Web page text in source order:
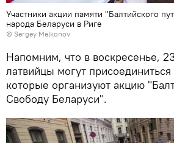
Участники акции памяти "Балтийского
народа Беларуси в Риге
© Sergey Melkonov
Напомним, что в воскресенье, 23
латвийцы могут
которые организуют акцию
Свободу Беларуси".